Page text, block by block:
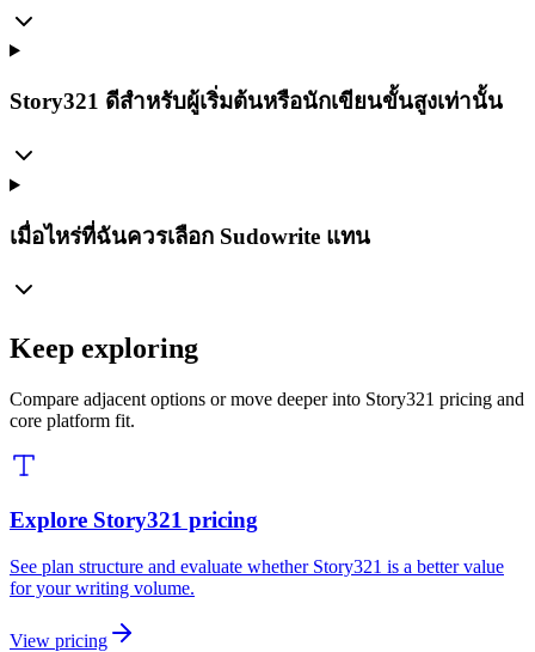
Story321 ดีสำหรับผู้เริ่มต้นหรือนักเขียนขั้นสูงเท่านั้น
เมื่อไหร่ที่ฉันควรเลือก Sudowrite แทน
Keep exploring
Compare adjacent options or move deeper into Story321 pricing and
core platform fit.
Explore Story321 pricing
See plan structure and evaluate whether Story321 is a better value
for your writing volume.
View pricing